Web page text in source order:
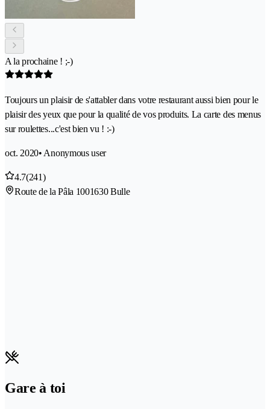
A la prochaine ! ;-)
Toujours un plaisir de s'attabler dans votre restaurant aussi bien pour le
plaisir des yeux que pour la qualité de vos produits. La carte des menus
sur roulettes...c'est bien vu ! :-)
oct. 2020• Anonymous user
4.7(241)
Route de la Pâla 1001630 Bulle
Gare à toi